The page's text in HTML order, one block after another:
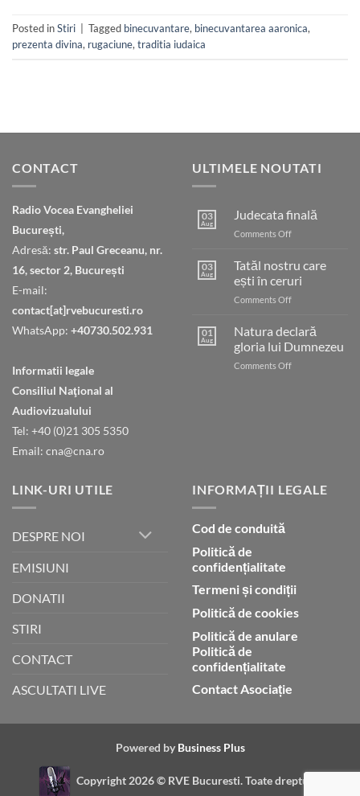
Posted inStiri Tagged binecuvantare, binecuvantarea aaronica,
prezenta divina, rugaciune, traditia iudaica
CONTACT
Radio Vocea Evangheliei
București,
Adresă: str. Paul Greceanu, nr.
16, sector 2, București
E-mail:
contact[at]rvebucuresti.ro
WhatsApp: +40730.502.931
Informatii legale
Consiliul Naţional al
Audiovizualului
Tel: +40 (0)21 305 5350
Email: cna@cna.ro
ULTIMELE NOUTATI
03
Aug
Judecata finală
Comments Offon
03
Aug
Tatăl nostru care
ești în ceruri
Comments Offon
nostru
care
ești
în
01
Aug
Natura declară
gloria lui Dumnezeu
Comments Offon
LINK-URI UTILE
DESPRE NOI
EMISIUNI
DONATII
STIRI
CONTACT
ASCULTATI LIVE
INFORMAȚII LEGALE
Cod de conduită
Politică de
confidențialitate
Termeni și condiții
Politică de cookies
Politică de anulare
Politică de
confidențialitate
Contact Asociație
Powered by Business Plus
Copyright 2026 © RVE Bucuresti. Toate drepturile